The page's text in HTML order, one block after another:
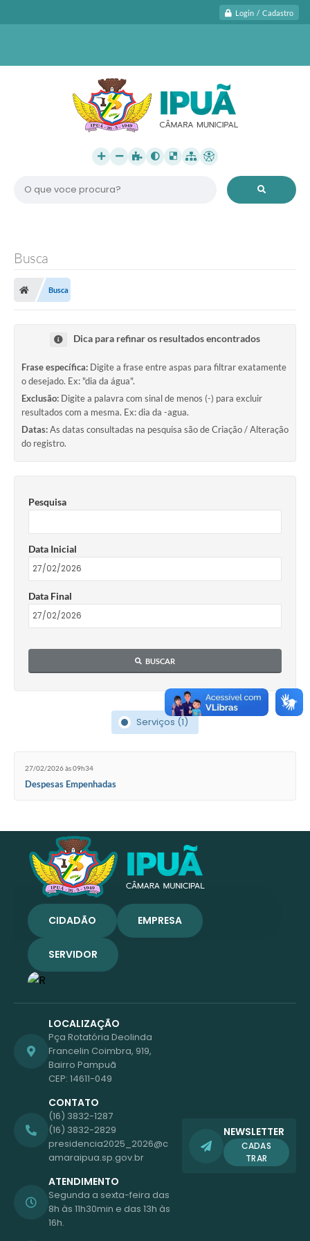
Login / Cadastro
O que voce procura?
Busca
Busca
Dica para refinar os resultados encontrados
Frase específica: Digite a frase entre aspas para filtrar exatamente
o desejado. Ex: "dia da água".
Exclusão: Digite a palavra com sinal de menos (-) para excluir
resultados com a mesma. Ex: dia da -agua.
Datas:As datas consultadas na pesquisa são de Criação / Alteração
do registro.
Pesquisa
Data Inicial
Data Final
BUSCAR
Serviços (1)
27/02/2026 às 09h34
Despesas Empenhadas
LOCALIZAÇÃO
Pça Rotatória Deolinda
Francelin Coimbra, 919,
Bairro Pampuã
CEP: 14611-049
CONTATO
(16) 3832-1287
(16) 3832-2829
presidencia2025_2026@c
amaraipua.sp.gov.br
ATENDIMENTO
Segunda a sexta-feira das
8h às 11h30min e das 13h às
16h.
NEWSLETTER
CADAS
TRAR
CIDADÃO EMPRESA
SERVIDOR